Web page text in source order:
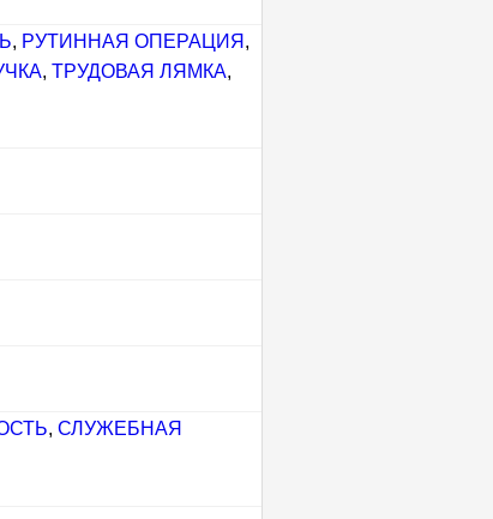
, РУТИННАЯ ОПЕРАЦИЯ ,
,ТРУДОВАЯ ЛЯМКА,
, СЛУЖЕБНАЯ